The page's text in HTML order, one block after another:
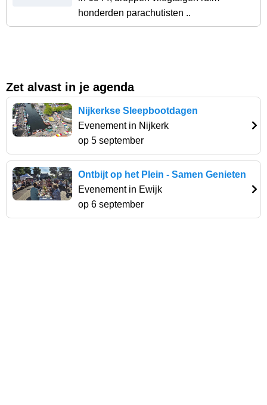
honderden parachutisten ..
Zet alvast in je agenda
Nijkerkse Sleepbootdagen
Evenement in Nijkerk
op 5 september
Ontbijt op het Plein - Samen Genieten
Evenement in Ewijk
op 6 september